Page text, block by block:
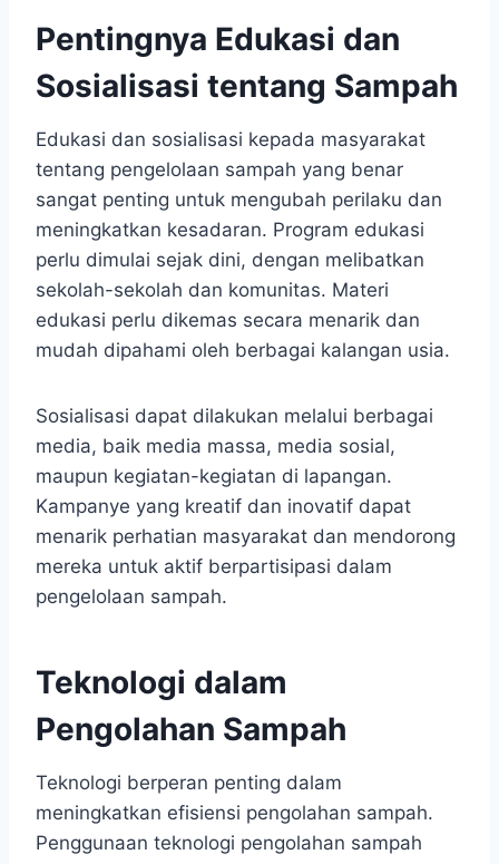
Pentingnya Edukasi dan
Sosialisasi tentang Sampah
Edukasi dan sosialisasi kepada masyarakat
tentang pengelolaan sampah yang benar
sangat penting untuk mengubah perilaku dan
meningkatkan kesadaran. Program edukasi
perlu dimulai sejak dini, dengan melibatkan
sekolah-sekolah dan komunitas. Materi
edukasi perlu dikemas secara menarik dan
mudah dipahami oleh berbagai kalangan usia.
Sosialisasi dapat dilakukan melalui berbagai
media, baik media massa, media sosial,
maupun kegiatan-kegiatan di lapangan.
Kampanye yang kreatif dan inovatif dapat
menarik perhatian masyarakat dan mendorong
mereka untuk aktif berpartisipasi dalam
pengelolaan sampah.
Teknologi dalam
Pengolahan Sampah
Teknologi berperan penting dalam
meningkatkan efisiensi pengolahan sampah.
Penggunaan teknologi pengolahan sampah